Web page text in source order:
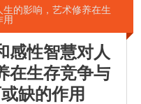
的影响，艺术修养在生
用
感性智慧对人
在生存竞争与
缺的作用